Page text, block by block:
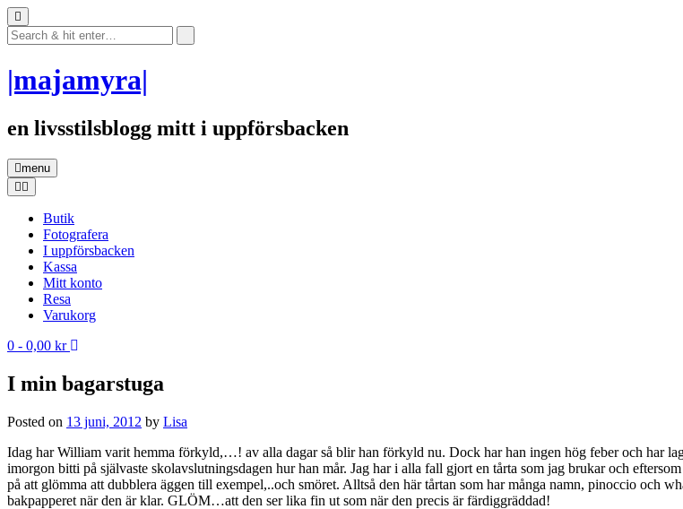
Skip
to
content
|majamyra|
en livsstilsblogg mitt i uppförsbacken
menu
Butik
Fotografera
I uppförsbacken
Kassa
Mitt konto
Resa
Varukorg
0 - 0,00 kr
I min bagarstuga
Posted on 13 juni, 2012 by Lisa
Idag har William varit hemma förkyld,…! av alla dagar så blir han förkyld nu. Dock har han ingen hög feber och har
imorgon bitti på självaste skolavslutningsdagen hur han mår. Jag har i alla fall gjort en tårta som jag brukar och
på att glömma att dubblera äggen till exempel,..och smöret. Alltså den här tårtan som har många namn, pinoccio och
bakpapperet när den är klar. GLÖM…att den ser lika fin ut som när den precis är färdiggräddad!